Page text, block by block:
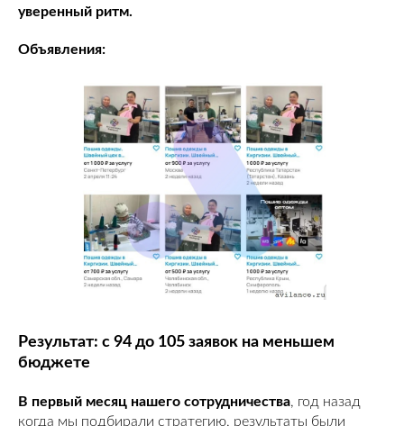
уверенный ритм.
Объявления:
Результат: с 94 до 105 заявок на меньшем
бюджете
В первый месяц нашего сотрудничества, год назад
когда мы подбирали стратегию, результаты были